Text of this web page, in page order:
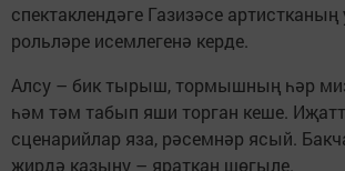
спектаклендәге Газизәсе
рольләре исемлегенә керде.
Алсу – бик тырыш, тормышның һәр
һәм тәм табып яши торган кеше.
сценарийлар яза, рәсемнәр ясый.
җирдә казыну – яраткан шөгыле.